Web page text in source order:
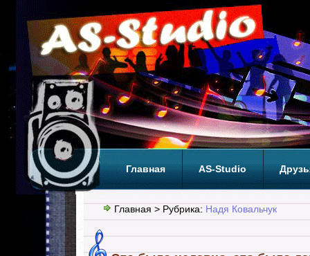
Главная AS-Studio
Теги ТОП
Главная > Рубрика: Надя Ковальчук